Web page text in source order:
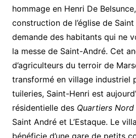
hommage en Henri De
construction de l’église de
demande des habitants qui ne
la messe de Saint-André. Cet
d’agriculteurs du terroir de
transformé en village industriel
tuileries, Saint-Henri est
résidentielle des Quartiers Nord
Saint André et L’Estaque. Le
bénéficie d’une gare de petits